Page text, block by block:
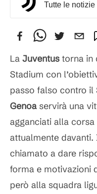
Tutte le
La Juventus torna in
Stadium con
passo falso contro il
Genoa servirà una
agganciati alla
attualmente davanti.
chiamato a dare
forma e motivazioni
però alla squadra